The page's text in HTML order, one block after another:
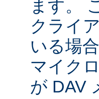
ます。
クライ
いる場
マイク
が DAV